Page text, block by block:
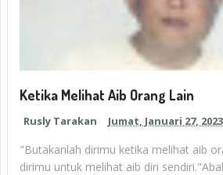
Ketika Melihat Aib Orang Lain
Rusly Tarakan Jumat, Januari 27, 2023
"Butakanlah dirimu ketika melihat aib
dirimu untuk melihat aib diri